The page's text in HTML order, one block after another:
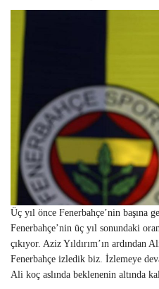
Üç yıl önce Fenerbahçe’nin başına
Fenerbahçe’nin üç yıl sonundaki
çıkıyor. Aziz Yıldırım’ın
Fenerbahçe izledik biz. İzlemeye
Ali koç aslında beklenenin altında